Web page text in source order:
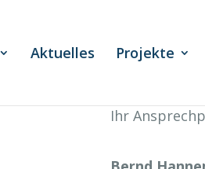
Aktuelles Projekte
Ihr